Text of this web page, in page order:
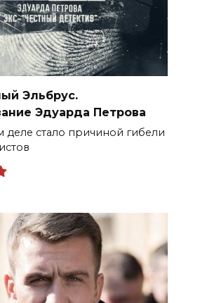
Эльбрус.
Эдуарда Петрова
деле стало причиной гибели